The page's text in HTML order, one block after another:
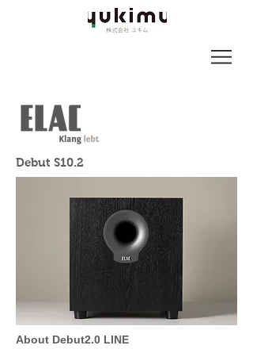
Debut S10.2
About Debut2.0 LINE